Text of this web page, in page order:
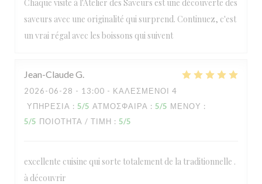
Chaque visite à l'Atelier des Saveurs est une découverte des
saveurs avec une originalité qui surprend. Continuez, c'est
un vrai régal avec les boissons qui suivent
Jean-ClaudeG
2026-06-28 - 13:00 - ΚΑΛΕΣΜΈΝΟΙ 4
ΥΠΗΡΕΣΊΑ : 5/5 ΑΤΜΌΣΦΑΙΡΑ : 5/5 ΜΕΝΟΎ :
5/5 ΠΟΙΌΤΗΤΑ / ΤΙΜΉ : 5/5
excellente cuisine qui sorte totalement de la traditionnelle .
à découvrir